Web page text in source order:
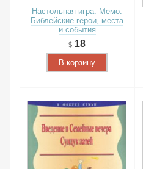
Настольная игра. Мемо.
Библейские герои, места
и события
18
В корзину